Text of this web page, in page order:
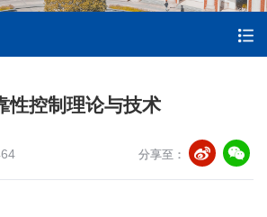
性控制理论与技术
分享至：